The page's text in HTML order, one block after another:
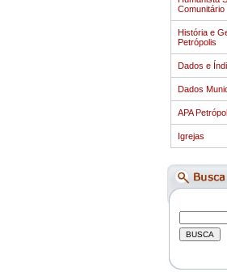
Comunitário
História e
Petrópolis
Dados e
Dados
APA
Igrejas